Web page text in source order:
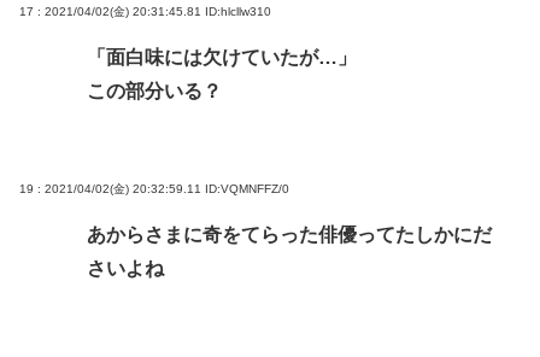
17 : 2021/04/02(金) 20:31:45.81 ID:hlcllw310
「面白味には欠けていたが…」
この部分いる？
19 : 2021/04/02(金) 20:32:59.11 ID:VQMNFFZ/0
あからさまに奇をてらった俳優ってたしかにだ
さいよね